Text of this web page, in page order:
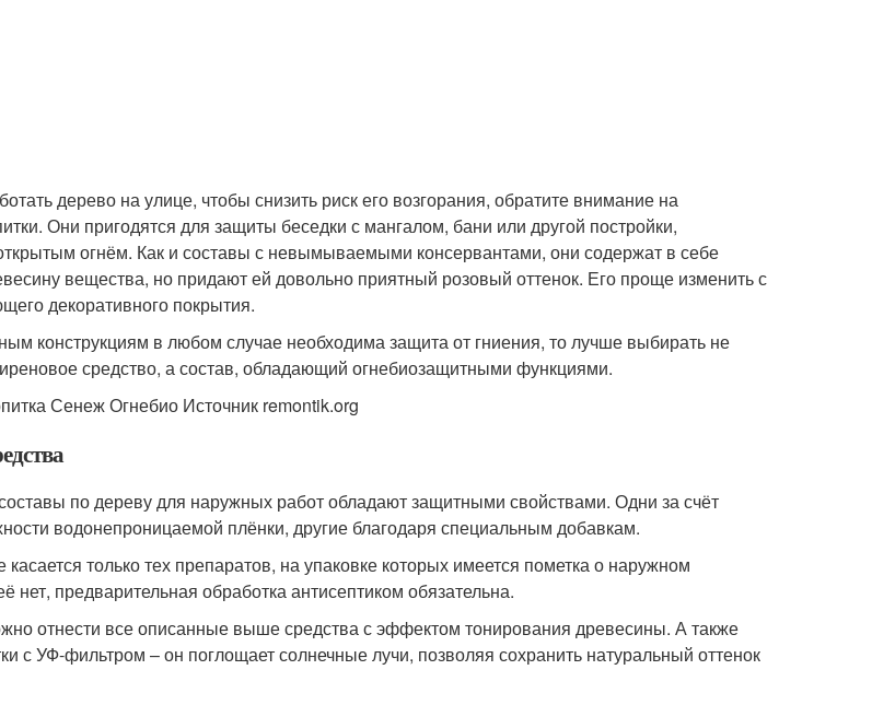
дерево на улице, чтобы снизить риск его возгорания, обратите внимание на
Они пригодятся для защиты беседки с мангалом, бани или другой постройки,
огнём. Как и составы с невымываемыми консервантами, они содержат в себе
вещества, но придают ей довольно приятный розовый оттенок. Его проще изменить с
декоративного покрытия.
конструкциям в любом случае необходима защита от гниения, то лучше выбирать не
средство, а состав, обладающий огнебиозащитными функциями.
Сенеж Огнебио Источник remontik.org
по дереву для наружных работ обладают защитными свойствами. Одни за счёт
водонепроницаемой плёнки, другие благодаря специальным добавкам.
только тех препаратов, на упаковке которых имеется пометка о наружном
нет, предварительная обработка антисептиком обязательна.
отнести все описанные выше средства с эффектом тонирования древесины. А также
с УФ-фильтром – он поглощает солнечные лучи, позволяя сохранить натуральный оттенок